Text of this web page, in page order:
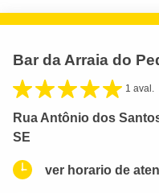
Bar da Arraia do
1 aval.
Rua Antônio dos
SE
ver horario de